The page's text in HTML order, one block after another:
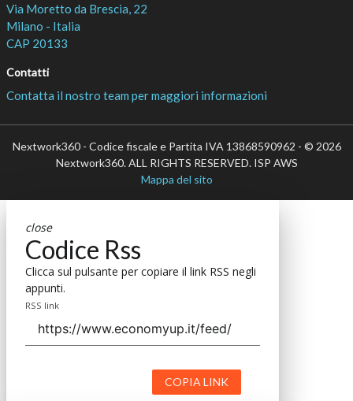
Via Moretto da Brescia, 22
Milano - Italia
CAP 20133
Contatti
Contatta il nostro team per maggiori informazioni
Nextwork360 - Codice fiscale e Partita IVA 13868590962 - © 2026
Nextwork360. ALL RIGHTS RESERVED. ISP AWS
Mappa del sito
close
Codice Rss
Clicca sul pulsante per copiare il link RSS negli
appunti.
RSS link
COPIA LINK